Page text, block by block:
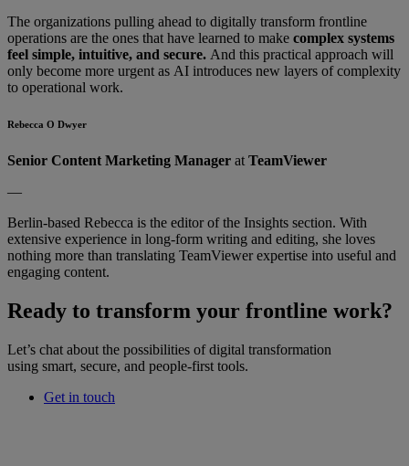
The organizations pulling ahead to digitally transform frontline
operations are the ones that have learned to make complex systems
feel simple, intuitive, and secure. And this practical approach will
only become more urgent as AI introduces new layers of complexity
to operational work.
Rebecca O Dwyer
Senior Content Marketing Manager at TeamViewer
—
Berlin-based Rebecca is the editor of the Insights section. With
extensive experience in long-form writing and editing, she loves
nothing more than translating TeamViewer expertise into useful and
engaging content.
Ready to transform your frontline work?
Let’s chat about the possibilities of digital transformation
using smart, secure, and people-first tools.
Get in touch